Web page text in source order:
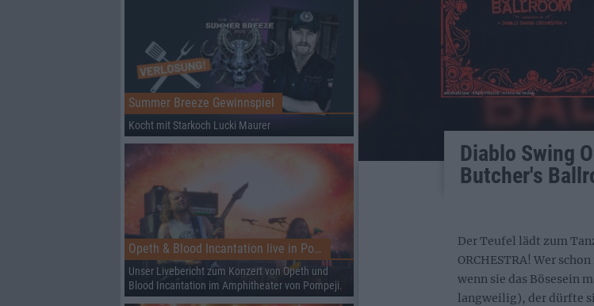
Diablo Swing
Butcher's
Der Teufel lädt zum
ORCHESTRA! Wer
wenn sie das Bösesein
langweilig), der dürfte
Summer Breeze Gewinnspiel
Kocht mit Starkoch Lucki Maurer
Opeth & Blood Incantation live in Pompeji
Unser Livebericht zum Konzert von Opeth und
Blood Incantation im Amphitheater von Pompeji.